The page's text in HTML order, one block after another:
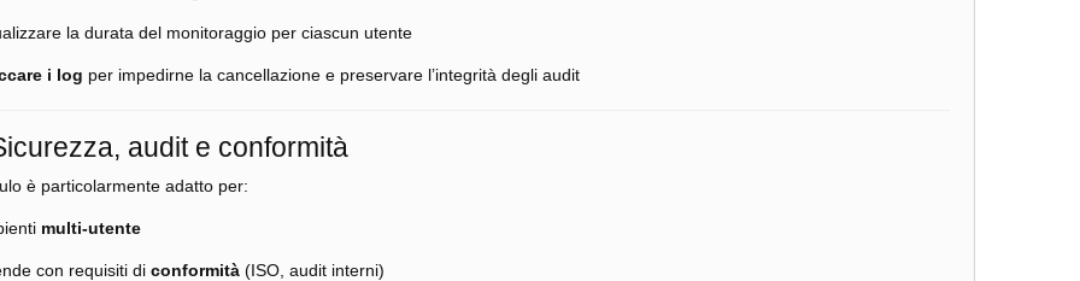
la durata del monitoraggio per ciascun utente
i log per impedirne la cancellazione e preservare l’integrità degli audit
audit e conformità
è particolarmente adatto per:
multi-utente
con requisiti di conformità (ISO, audit interni)